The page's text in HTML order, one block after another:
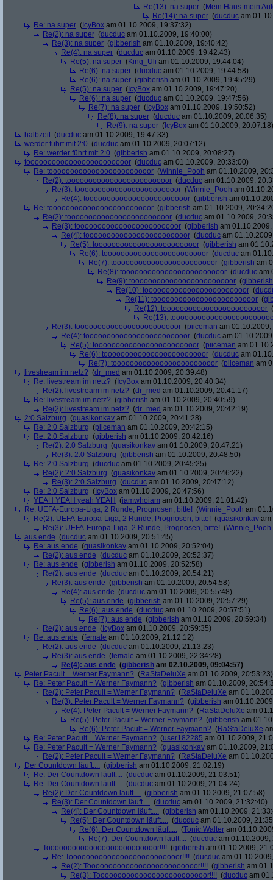
Re(13): na super (Mein Haus-mein
Re(14): na super (ducduc am
Re: na super ( IcyBox am 01.10.2009, 19:37:32)
Re(2): na super (ducduc am 01.10.2009, 19:40:00)
Re(3): na super (gibberish am 01.10.2009, 19:40:42)
Re(4): na super (ducduc am 01.10.2009, 19:42:43)
Re(5): na super (King_Uli am 01.10.2009, 19:44:04)
Re(6): na super (ducduc am 01.10.2009, 19:44:58)
Re(6): na super (gibberish am 01.10.2009, 19:45:29)
Re(5): na super ( IcyBox am 01.10.2009, 19:47:20)
Re(6): na super (ducduc am 01.10.2009, 19:47:56)
Re(7): na super ( IcyBox am 01.10.2009, 19:50:52)
Re(8): na super (ducduc am 01.10.2009, 20:06:35)
Re(9): na super ( IcyBox am 01.10.2009, 20:07:18)
halbzeit (ducduc am 01.10.2009, 19:47:33)
werder führt mit 2:0 (ducduc am 01.10.2009, 20:07:12)
Re: werder führt mit 2:0 (gibberish am 01.10.2009, 20:08:27)
toooooooooooooooooooooooor (ducduc am 01.10.2009, 20:33:00)
Re: toooooooooooooooooooooooor (Winnie_Pooh am 01.10.2009,
Re(2): toooooooooooooooooooooooor (ducduc am 01.10.2009,
Re(3): toooooooooooooooooooooooor (Winnie_Pooh am
Re(4): toooooooooooooooooooooooor (gibberish am
Re: toooooooooooooooooooooooor (gibberish am 01.10.2009,
Re(2): toooooooooooooooooooooooor (ducduc am 01.10.2009,
Re(3): toooooooooooooooooooooooor (gibberish am
Re(4): toooooooooooooooooooooooor (ducduc am
Re(5): toooooooooooooooooooooooor (gibberish am
Re(6): toooooooooooooooooooooooor (ducduc am
Re(7): toooooooooooooooooooooooor (gibberish am
Re(8): toooooooooooooooooooooooor (ducduc am
Re(9): toooooooooooooooooooooooor (gibberish
Re(10): toooooooooooooooooooooooor (
Re(11): toooooooooooooooooooooooor (
Re(12): toooooooooooooooooooooooor (
Re(13):
Re(3): toooooooooooooooooooooooor (piiceman am
Re(4): toooooooooooooooooooooooor (ducduc am
Re(5): toooooooooooooooooooooooor (piiceman am
Re(6): toooooooooooooooooooooooor (ducduc am
Re(7): toooooooooooooooooooooooor (piiceman am
livestream im netz? (dr_med am 01.10.2009, 20:39:48)
Re: livestream im netz? ( IcyBox am 01.10.2009, 20:40:34)
Re(2): livestream im netz? (dr_med am 01.10.2009, 20:41:17)
Re: livestream im netz? (gibberish am 01.10.2009, 20:40:59)
Re(2): livestream im netz? (dr_med am 01.10.2009, 20:42:19)
2:0 Salzburg (quasikonkav am 01.10.2009, 20:41:28)
Re: 2:0 Salzburg (piiceman am 01.10.2009, 20:42:15)
Re: 2:0 Salzburg (gibberish am 01.10.2009, 20:42:16)
Re(2): 2:0 Salzburg (quasikonkav am 01.10.2009, 20:47:21)
Re(3): 2:0 Salzburg (gibberish am 01.10.2009, 20:48:50)
Re: 2:0 Salzburg (ducduc am 01.10.2009, 20:45:25)
Re(2): 2:0 Salzburg (quasikonkav am 01.10.2009, 20:46:22)
Re(3): 2:0 Salzburg (ducduc am 01.10.2009, 20:47:12)
Re: 2:0 Salzburg ( IcyBox am 01.10.2009, 20:47:56)
YEAH YEAH yeah YEAH (iamwhoiam am 01.10.2009, 21:01:42)
Re: UEFA-Europa-Liga, 2 Runde, Prognosen, bitte! (Winnie_Pooh am
Re(2): UEFA-Europa-Liga, 2 Runde, Prognosen, bitte! (quasikonkav am
Re(3): UEFA-Europa-Liga, 2 Runde, Prognosen, bitte! (Winnie_Pooh
aus ende (ducduc am 01.10.2009, 20:51:45)
Re: aus ende (quasikonkav am 01.10.2009, 20:52:04)
Re(2): aus ende (ducduc am 01.10.2009, 20:52:37)
Re: aus ende (gibberish am 01.10.2009, 20:52:58)
Re(2): aus ende (ducduc am 01.10.2009, 20:54:21)
Re(3): aus ende (gibberish am 01.10.2009, 20:54:58)
Re(4): aus ende (ducduc am 01.10.2009, 20:55:48)
Re(5): aus ende (gibberish am 01.10.2009, 20:57:29)
Re(6): aus ende (ducduc am 01.10.2009, 20:57:51)
Re(7): aus ende (gibberish am 01.10.2009, 20:59:34)
Re(2): aus ende ( IcyBox am 01.10.2009, 20:59:35)
Re: aus ende (female am 01.10.2009, 21:12:12)
Re(2): aus ende (ducduc am 01.10.2009, 21:13:23)
Re(3): aus ende (female am 01.10.2009, 22:34:28)
Re(4): aus ende (gibberish am 02.10.2009, 09:04:57)
Peter Pacult = Werner Faymann? (RaStaDeluXe am 01.10.2009, 20:53:23)
Re: Peter Pacult = Werner Faymann? (gibberish am 01.10.2009,
Re(2): Peter Pacult = Werner Faymann? (RaStaDeluXe am
Re(3): Peter Pacult = Werner Faymann? (gibberish am
Re(4): Peter Pacult = Werner Faymann? (RaStaDeluXe am
Re(5): Peter Pacult = Werner Faymann? (gibberish am
Re(6): Peter Pacult = Werner Faymann? (RaStaDeluXe
Re: Peter Pacult = Werner Faymann? (user182285 am 01.10.2009,
Re: Peter Pacult = Werner Faymann? (quasikonkav am 01.10.2009,
Re(2): Peter Pacult = Werner Faymann? (RaStaDeluXe am
Der Countdown läuft.... (gibberish am 01.10.2009, 21:02:19)
Re: Der Countdown läuft.... (ducduc am 01.10.2009, 21:03:51)
Re: Der Countdown läuft.... (ducduc am 01.10.2009, 21:04:24)
Re(2): Der Countdown läuft.... (gibberish am 01.10.2009, 21:07:58)
Re(3): Der Countdown läuft.... (ducduc am 01.10.2009, 21:32:40)
Re(4): Der Countdown läuft.... (gibberish am 01.10.2009,
Re(5): Der Countdown läuft.... (ducduc am 01.10.2009,
Re(6): Der Countdown läuft.... (Tonic Walter am
Re(7): Der Countdown läuft.... (ducduc am 01.10.2009,
Toooooooooooooooooooooooooor!!!! (gibberish am 01.10.2009,
Re: Toooooooooooooooooooooooooor!!!! (ducduc am
Re(2): Toooooooooooooooooooooooooor!!!! (gibberish am
Re(3): Toooooooooooooooooooooooooor!!!! (ducduc am